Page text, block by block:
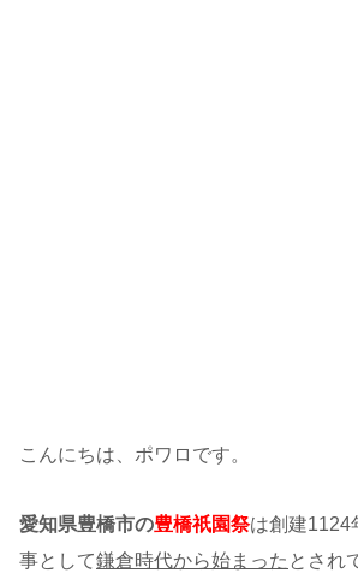
こんにちは、ポワロです。
愛知県豊橋市の豊橋祇園祭は創建1124
事として鎌倉時代から始まった とされ